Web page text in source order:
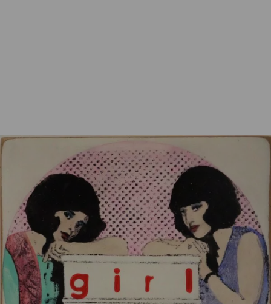
Nicht vorrätig
Artikelnummer:k-ELM124
Kategorie:
Geschenke / Artshop
Beschreibung
Nitrofrottage auf Holzmultiple, 15 x 15 x 3 cm,
rückseitig handsigniert.